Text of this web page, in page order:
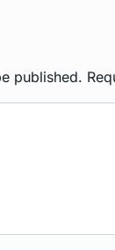
published.